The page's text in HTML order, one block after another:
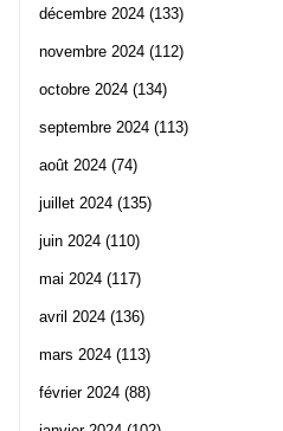
décembre 2024 (133)
novembre 2024 (112)
octobre 2024 (134)
septembre 2024 (113)
août 2024 (74)
juillet 2024 (135)
juin 2024 (110)
mai 2024 (117)
avril 2024 (136)
mars 2024 (113)
février 2024 (88)